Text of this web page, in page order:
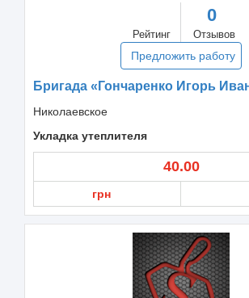
Рейтинг
0
Отзывов
Предложить работу
Бригада «Гончаренко Игорь
Николаевское
Укладка утеплителя
40.00
грн